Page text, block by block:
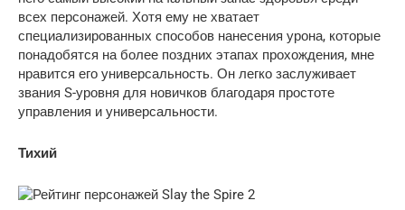
всех персонажей. Хотя ему не хватает
специализированных способов нанесения урона, которые
понадобятся на более поздних этапах прохождения, мне
нравится его универсальность. Он легко заслуживает
звания S-уровня для новичков благодаря простоте
управления и универсальности.
Тихий